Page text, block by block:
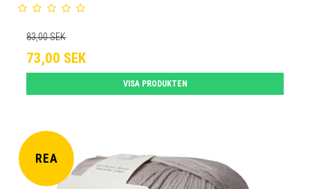
83,00 SEK
73,00 SEK
VISA PRODUKTEN
REA